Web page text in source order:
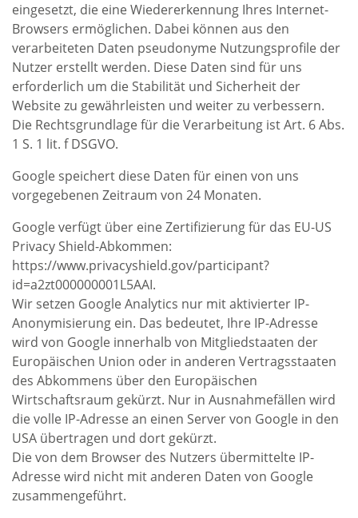
eingesetzt, die eine Wiedererkennung Ihres Internet-
Browsers ermöglichen. Dabei können aus den
verarbeiteten Daten pseudonyme Nutzungsprofile der
Nutzer erstellt werden. Diese Daten sind für uns
erforderlich um die Stabilität und Sicherheit der
Website zu gewährleisten und weiter zu verbessern.
Die Rechtsgrundlage für die Verarbeitung ist Art. 6 Abs.
1 S. 1 lit. f DSGVO.
Google speichert diese Daten für einen von uns
vorgegebenen Zeitraum von 24 Monaten.
Google verfügt über eine Zertifizierung für das EU-US
Privacy Shield-Abkommen:
https://www.privacyshield.gov/participant?
id=a2zt000000001L5AAI.
Wir setzen Google Analytics nur mit aktivierter IP-
Anonymisierung ein. Das bedeutet, Ihre IP-Adresse
wird von Google innerhalb von Mitgliedstaaten der
Europäischen Union oder in anderen Vertragsstaaten
des Abkommens über den Europäischen
Wirtschaftsraum gekürzt. Nur in Ausnahmefällen wird
die volle IP-Adresse an einen Server von Google in den
USA übertragen und dort gekürzt.
Die von dem Browser des Nutzers übermittelte IP-
Adresse wird nicht mit anderen Daten von Google
zusammengeführt.